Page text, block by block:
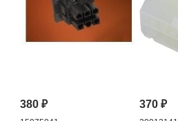
380₽ 370₽